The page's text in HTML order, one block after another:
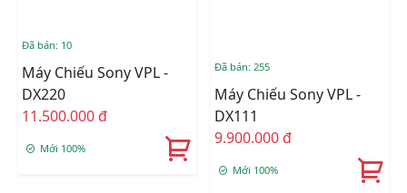
Đã bán: 10
Máy Chiếu Sony VPL -
DX220
11.500.000 đ
Mới 100%
Đã bán: 255
Máy Chiếu Sony VPL -
DX111
9.900.000 đ
Mới 100%